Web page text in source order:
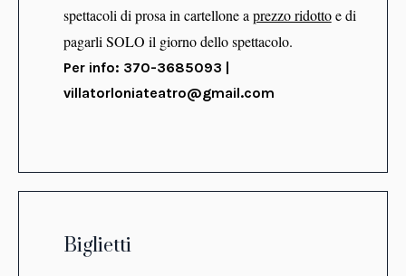
spettacoli di prosa in cartellone a prezzo ridottoe di
pagarli SOLO il giorno dello spettacolo.
Per info: 370-3685093 |
villatorloniateatro@gmail.com
Biglietti